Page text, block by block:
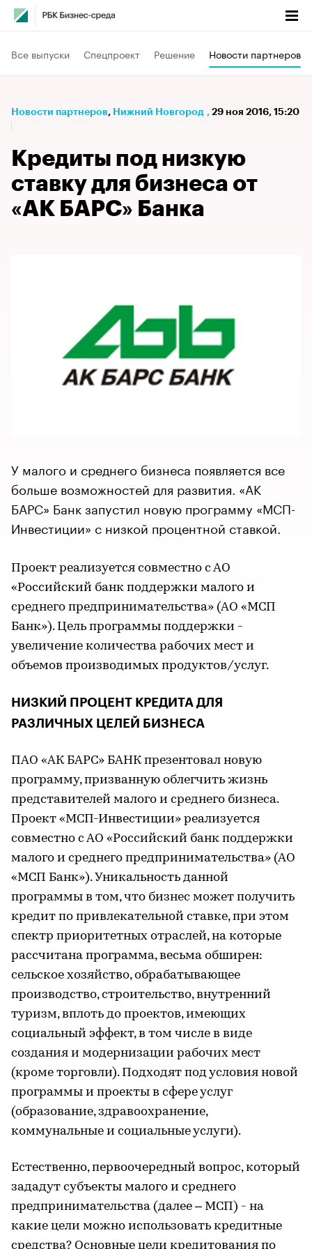
Все выпуски Спецпроект Решение Новости партнеров
Новости партнеров⁠, Нижний Новгород , 29 ноя 2016, 15:20
Кредиты под низкую
ставку для бизнеса от
«АК БАРС» Банка
У малого и среднего бизнеса появляется все
больше возможностей для развития. «АК
БАРС» Банк запустил новую программу «МСП-
Инвестиции» с низкой процентной ставкой.
Проект реализуется совместно с АО
«Российский банк поддержки малого и
среднего предпринимательства» (АО «МСП
Банк»). Цель программы поддержки -
увеличение количества рабочих мест и
объемов производимых продуктов/услуг.
НИЗКИЙ ПРОЦЕНТ КРЕДИТА ДЛЯ
РАЗЛИЧНЫХ ЦЕЛЕЙ БИЗНЕСА
ПАО «АК БАРС» БАНК презентовал новую
программу, призванную облегчить жизнь
представителей малого и среднего бизнеса.
Проект «МСП-Инвестиции» реализуется
совместно с АО «Российский банк поддержки
малого и среднего предпринимательства» (АО
«МСП Банк»). Уникальность данной
программы в том, что бизнес может получить
кредит по привлекательной ставке, при этом
спектр приоритетных отраслей, на которые
рассчитана программа, весьма обширен:
сельское хозяйство, обрабатывающее
производство, строительство, внутренний
туризм, вплоть до проектов, имеющих
социальный эффект, в том числе в виде
создания и модернизации рабочих мест
(кроме торговли). Подходят под условия новой
программы и проекты в сфере услуг
(образование, здравоохранение,
коммунальные и социальные услуги).
Естественно, первоочередный вопрос, который
зададут субъекты малого и среднего
предпринимательства (далее – МСП) - на
какие цели можно использовать кредитные
средства? Основные цели кредитования по